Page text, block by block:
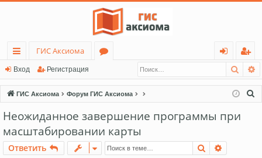
с
ы
лк
и
ГИС Аксиома
ру
м
ы
д
ег
ис
тр
Вход Регистрация
ГИС Аксиома Форум ГИС Аксиома
Неожиданное завершение программы при
масштабировании карты
Ответить Поиск